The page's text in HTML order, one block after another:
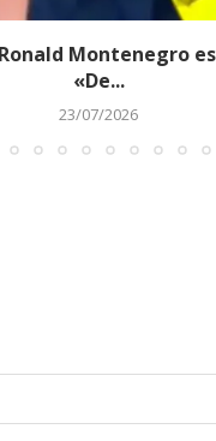
Montenegro
«De...
23/07/2026